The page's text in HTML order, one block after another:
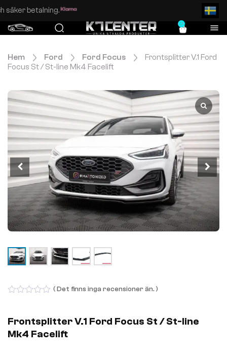
Enkel och säker betalning.
0
Hem Ford Ford Focus
Frontsplitter V.1 Ford
Focus St / St-line Mk4 Facelift
of
5
( Det finns inga recensioner än. )
Frontsplitter V.1 Ford Focus St / St-line
Mk4 Facelift